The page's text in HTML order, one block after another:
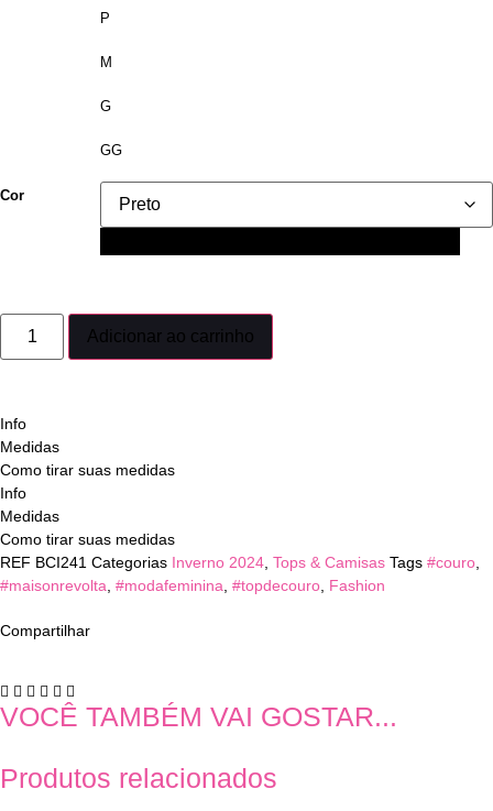
P
M
G
GG
Cor
Adicionar ao carrinho
Info
Medidas
Como tirar suas medidas
Info
Medidas
Como tirar suas medidas
REF BCI241 Categorias Inverno 2024 Tops & Camisas Tags #couro
#maisonrevolta #modafeminina #topdecouro Fashion
Compartilhar
VOCÊ TAMBÉM VAI GOSTAR...
Produtos relacionados